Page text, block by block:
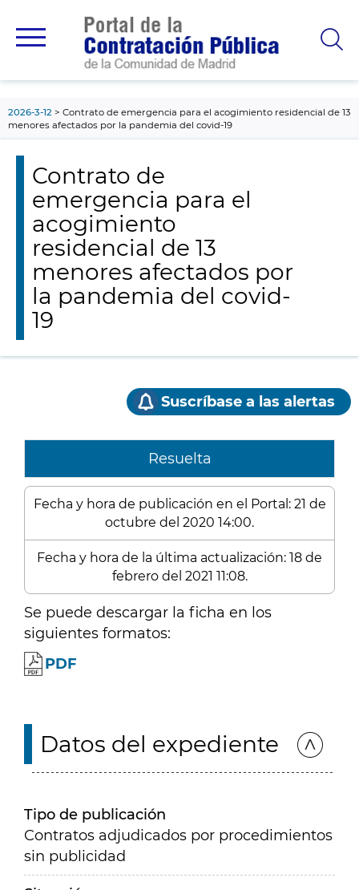
principal
2026-3-12
Contrato de emergencia para el acogimiento residencial de 13
menores afectados por la pandemia del covid-19
Contrato de
emergencia para el
acogimiento
residencial de 13
menores afectados por
la pandemia del covid-
19
Suscríbase a las alertas
Resuelta
Fecha y hora de publicación en el Portal: 21 de
octubre del 2020 14:00.
Fecha y hora de la última actualización: 18 de
febrero del 2021 11:08.
Se puede descargar la ficha en los
siguientes formatos:
PDF
Datos del expediente
Tipo de publicación
Contratos adjudicados por procedimientos
sin publicidad